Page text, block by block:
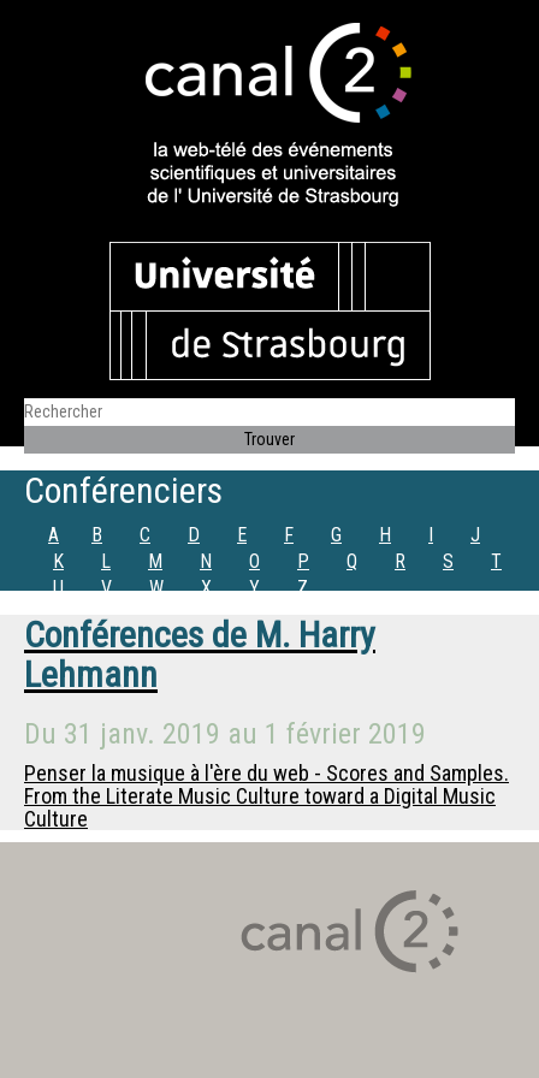
Conférenciers
A B C D E F G H I
J
K
L M N O P Q R S
T
U
V W X Y Z
Conférences de M. Harry
Lehmann
Du 31 janv. 2019 au 1 février 2019
Penser la musique à l'ère du web - Scores and Samples.
From the Literate Music Culture toward a Digital Music
Culture